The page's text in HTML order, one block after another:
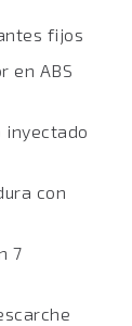
fijos
en ABS
inyectado
con
7